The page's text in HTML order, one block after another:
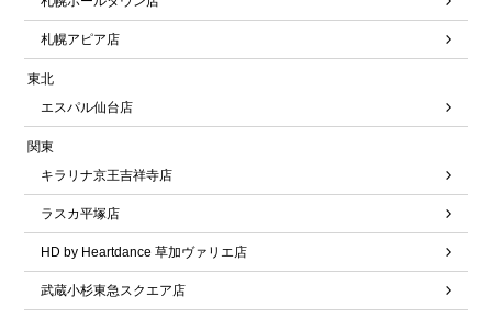
札幌アピア店
東北
エスパル仙台店
関東
キラリナ京王吉祥寺店
ラスカ平塚店
HD by Heartdance 草加ヴァリエ店
武蔵小杉東急スクエア店